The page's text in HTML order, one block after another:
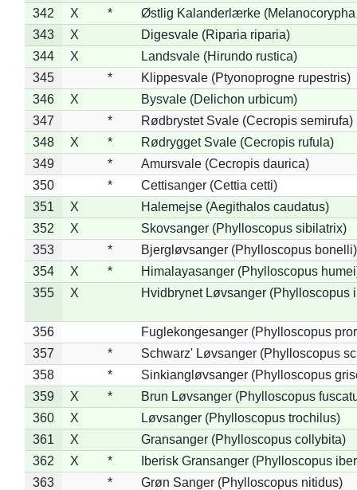
342 X *
Østlig Kalanderlærke (Melanocorypha
343
X
Digesvale (Riparia riparia)
344
X
Landsvale (Hirundo rustica)
345
*
Klippesvale (Ptyonoprogne rupestris)
346
X
Bysvale (Delichon urbicum)
347
*
Rødbrystet Svale (Cecropis semirufa)
348
X *
Rødrygget Svale (Cecropis rufula)
349
*
Amursvale (Cecropis daurica)
350
*
Cettisanger (Cettia cetti)
351
X
Halemejse (Aegithalos caudatus)
352
X
Skovsanger (Phylloscopus sibilatrix)
353
*
Bjergløvsanger (Phylloscopus bonelli)
354
X *
Himalayasanger (Phylloscopus
355
X Hvidbrynet Løvsanger (Phylloscopus
356
Fuglekongesanger (Phylloscopus
357
*
Schwarz' Løvsanger (Phylloscopus
358
*
Sinkiangløvsanger (Phylloscopus
359
X *
Brun Løvsanger (Phylloscopus
360
X
Løvsanger (Phylloscopus trochilus)
361
X
Gransanger (Phylloscopus collybita)
362
X *
Iberisk Gransanger (Phylloscopus
363
*
Grøn Sanger (Phylloscopus nitidus)